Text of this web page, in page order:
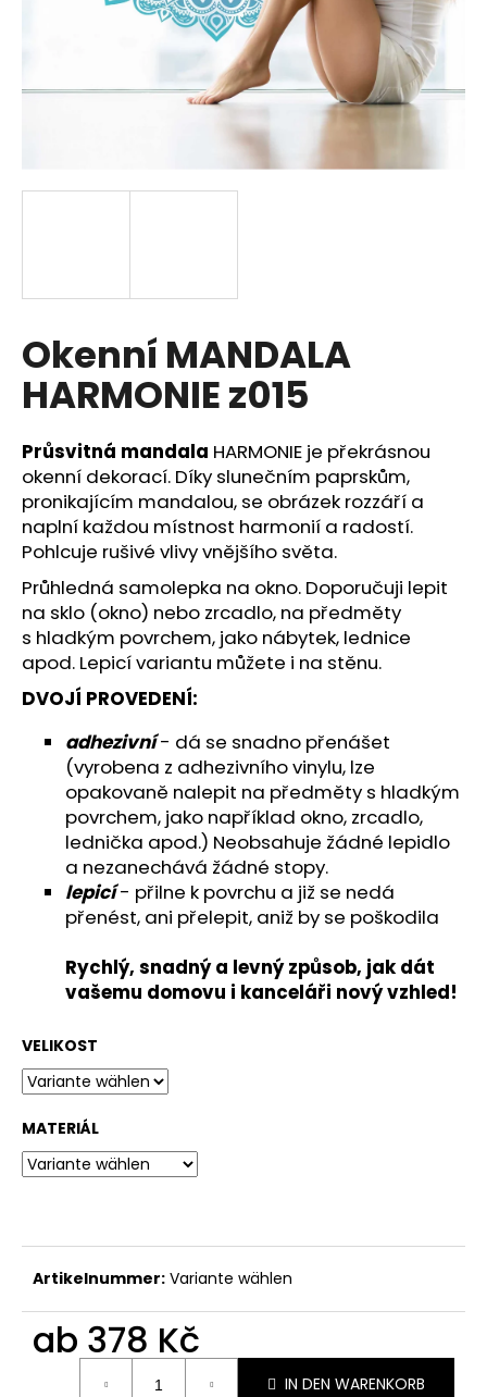
Okenní MANDALA
HARMONIE z015
Průsvitná mandala HARMONIE je překrásnou
okenní dekorací. Díky slunečním paprskům,
pronikajícím mandalou, se obrázek rozzáří a
naplní každou místnost harmonií a radostí.
Pohlcuje rušivé vlivy vnějšího světa.
Průhledná samolepka na okno. Doporučuji lepit
na sklo (okno) nebo zrcadlo, na předměty
s hladkým povrchem, jako nábytek, lednice
apod. Lepicí variantu můžete i na stěnu.
DVOJÍ PROVEDENÍ:
adhezivní- dá se snadno přenášet
(vyrobena z adhezivního vinylu, lze
opakovaně nalepit na předměty s hladkým
povrchem, jako například okno, zrcadlo,
lednička apod.) Neobsahuje žádné lepidlo
a nezanechává žádné stopy.
lepicí- přilne k povrchu a již se nedá
přenést, ani přelepit, aniž by se poškodila
Rychlý, snadný a levný způsob, jak dát
vašemu domovu i kanceláři nový vzhled!
VELIKOST
MATERIÁL
Artikelnummer: Variante wählen
ab 378 Kč
Verkaufspreis:
IN DEN WARENKORB
SUCHEN
i
p
e
h
e
n
MALÍŘSKÁ
ŠABLONA
DLAŽBA
ROYAL
S048
164
Kč